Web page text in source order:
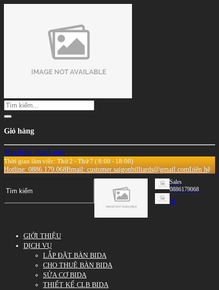
Giỏ hàng
Mua thêm Thanh toán
Thời gian làm việc: Thứ 2 - Thứ 7 ( 8:00 - 18:00)
Hotline: 0886.179.068Email: customer.saigonbilliards@gmail.comLiên hệ
Sales
0886179068
0
GIỚI THIỆU
DỊCH VỤ
LẮP ĐẶT BÀN BIDA
CHO THUÊ BÀN BIDA
SỬA CƠ BIDA
THIẾT KẾ CLB BIDA